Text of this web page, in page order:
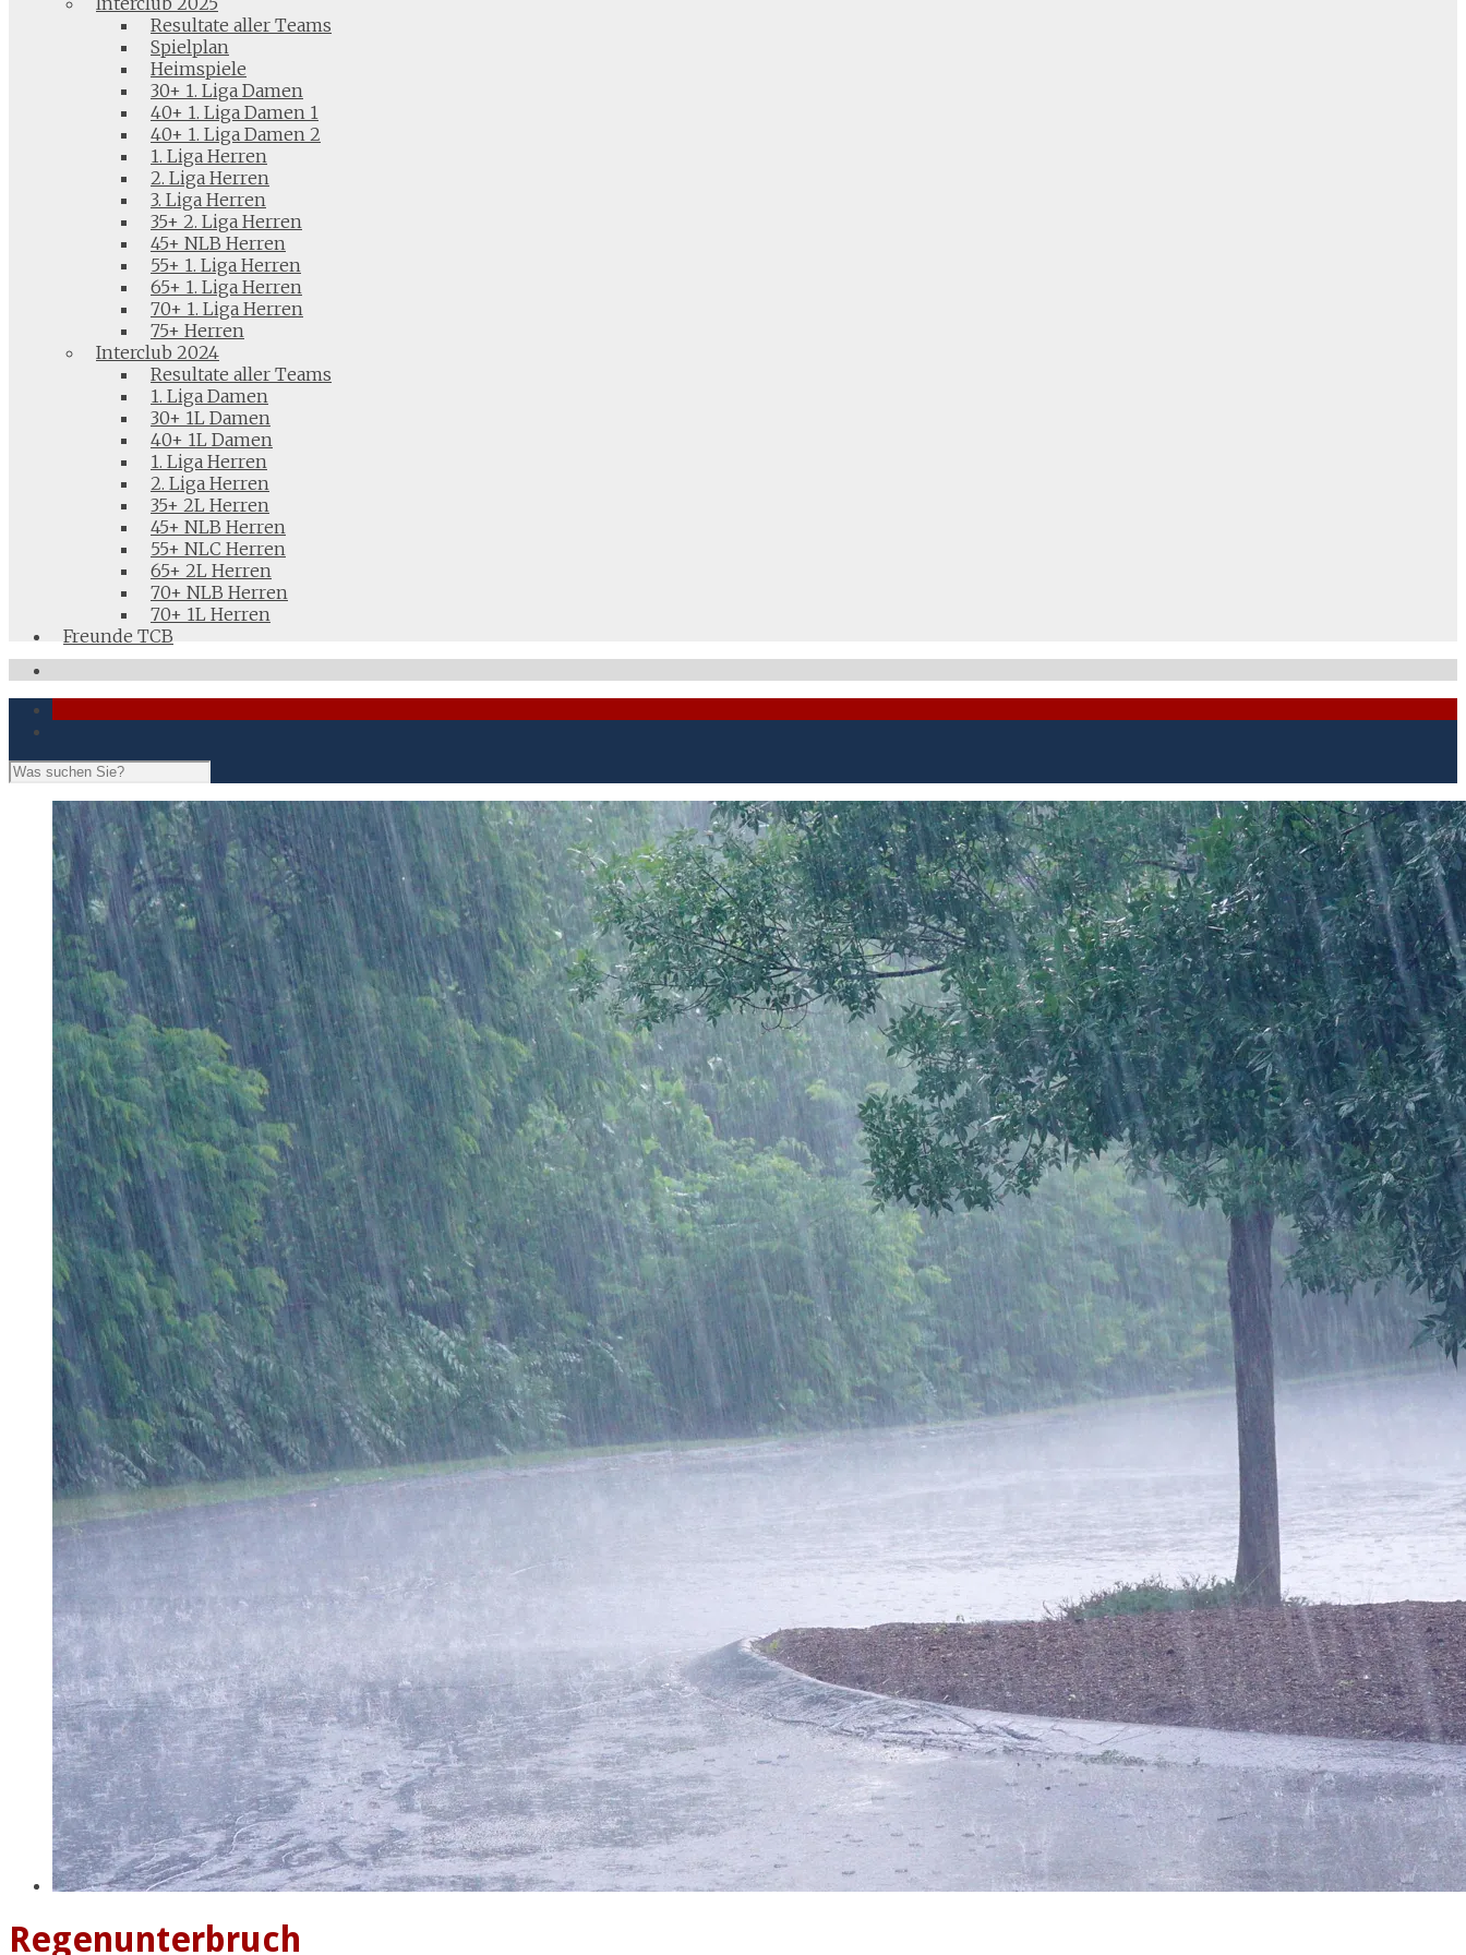
Resultate aller Teams
Spielplan
Heimspiele
30+ 1. Liga Damen
40+ 1. Liga Damen 1
40+ 1. Liga Damen 2
1. Liga Herren
2. Liga Herren
3. Liga Herren
35+ 2. Liga Herren
45+ NLB Herren
55+ 1. Liga Herren
65+ 1. Liga Herren
70+ 1. Liga Herren
75+ Herren
Interclub 2024
Resultate aller Teams
1. Liga Damen
30+ 1L Damen
40+ 1L Damen
1. Liga Herren
2. Liga Herren
35+ 2L Herren
45+ NLB Herren
55+ NLC Herren
65+ 2L Herren
70+ NLB Herren
70+ 1L Herren
Freunde TCB
Regenunterbruch